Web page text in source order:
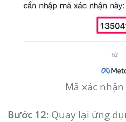
Mã xác
Bước 12: Quay lại ứng